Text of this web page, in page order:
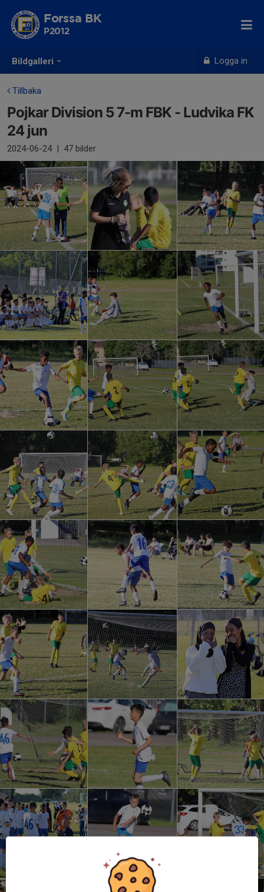
Bildgalleri Logga in
Forssa BK
P2012
Tillbaka
Pojkar Division 5 7-m FBK - Ludvika FK
24 jun
2024-06-24 | 47 bilder